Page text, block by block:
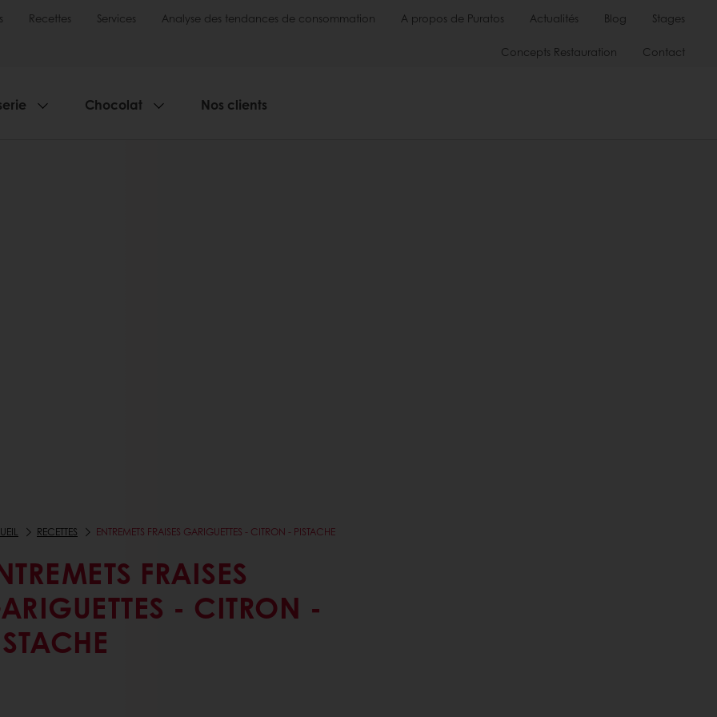
Recettes Services Analyse des tendances de consommation A propos de Puratos Actualités Blog Stages
Concepts Restauration Contact
Chocolat Nos clients
RECETTES ENTREMETS FRAISES GARIGUETTES - CITRON - PISTACHE
FRAISES
- CITRON -